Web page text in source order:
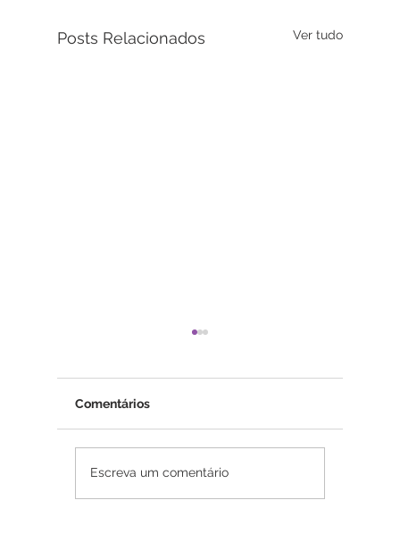
Posts Relacionados Ver tudo
Depressão e sono: por
Comentários
Escreva um comentário